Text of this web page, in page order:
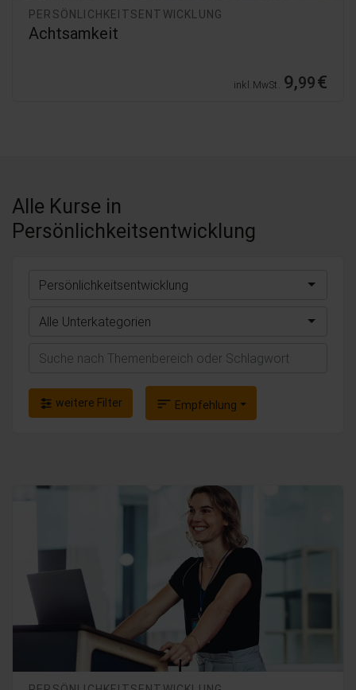
PERSÖNLICHKEITSENTWICKLUNG
Achtsamkeit
inkl. MwSt. 9,99€
Alle Kurse in
Persönlichkeitsentwicklung
Persönlichkeitsentwicklung
Alle Unterkategorien
Suchen
weitere Filter sort Empfehlung